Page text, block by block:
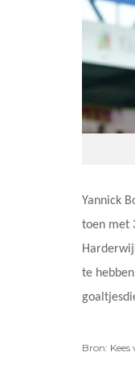
Yannick
toen met
te
Bron: Kees